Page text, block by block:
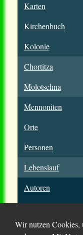
Karten
Kirchenbuch
Kolonie
Chortitza
Molotschna
Mennoniten
Orte
Personen
Lebenslauf
Autoren
Wir nutzen Cookies,